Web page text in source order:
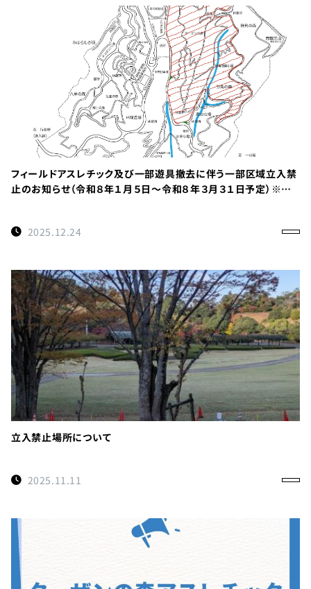
フィールドアスレチック及び一部遊具撤去に伴う一部区域立入禁
止のお知らせ（令和８年１月５日～令和８年３月３１日予定）※重
2025.12.24
立入禁止場所について
2025.11.11